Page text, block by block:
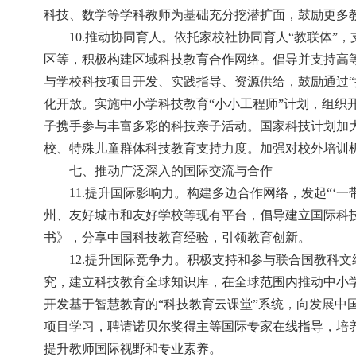
科技、数学等学科教师为基础充分挖潜扩面，鼓励更多
10.推动协同育人。依托家校社协同育人“教联体”
区等，积极构建区域科技教育合作网络。倡导并支持
与学校科技项目开发、实践指导、资源供给，鼓励通
化开放。实施中小学科技教育“小小工程师”计划，组
子携手参与丰富多彩的科技亲子活动。国家科技计划
校、特殊儿童群体科技教育支持力度。加强对校外培
七、推动广泛深入的国际交流与合作
11.提升国际影响力。构建多边合作网络，发起“‘
州、友好城市和友好学校等现有平台，倡导建立国际
书》，分享中国科技教育经验，引领教育创新。
12.提升国际竞争力。积极支持和参与联合国教科
究，建立科技教育全球知识库，在全球范围内推动中
开发基于智慧教育的“科技教育云课堂”系统，向发展
项目学习，聘请诺贝尔奖得主等国际专家在线指导，
提升教师国际视野和专业素养。